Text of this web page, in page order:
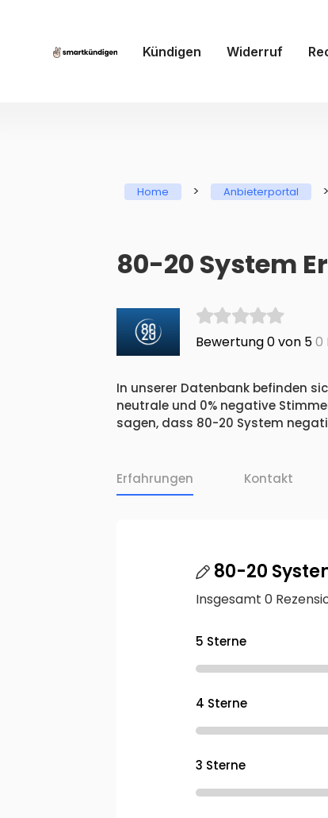
Kündigen Widerruf
Home > Anbieterportal >
80-20 System
Bewertung 0 von 50
In unserer Datenbank befinden
neutrale und 0% negative
sagen, dass 80-20 System
Erfahrungen Kontakt
80-20
Insgesamt 0
5 Sterne
4 Sterne
3 Sterne